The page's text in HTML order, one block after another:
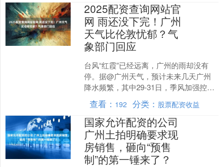
2025配资查询网站官
网 雨还没下完！广州
天气比伦敦忧郁？气
象部门回应
台风“红霞”已经远离，广州的雨却没有
停。据@广州天气，预计未来几天广州
降水频繁，其中29-31日，季风加强控
制，有中到大雨局部暴雨，8月1-4日，受
低涡和季风影....
查看： 192 分类： 股票配资收益
国家允许配资的公司
广州土拍明确要求现
房销售，砸向“预售
制”的第一锤来了？